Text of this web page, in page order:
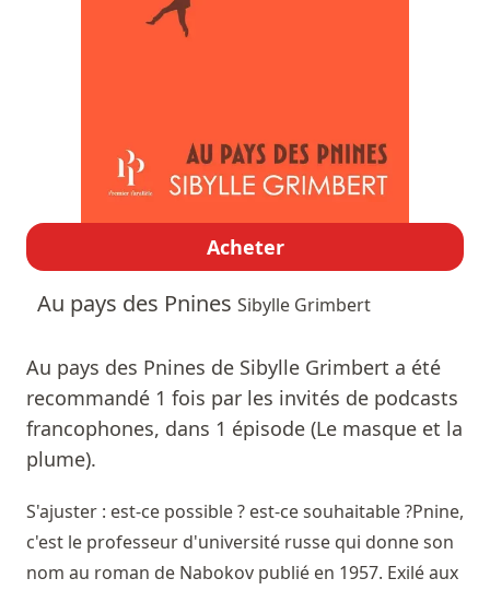
Acheter
Au pays des Pnines Sibylle Grimbert
Au pays des Pnines de Sibylle Grimbert a été
recommandé 1 fois par les invités de podcasts
francophones, dans 1 épisode (Le masque et la
plume).
S'ajuster : est-ce possible ? est-ce souhaitable ?Pnine,
c'est le professeur d'université russe qui donne son
nom au roman de Nabokov publié en 1957. Exilé aux